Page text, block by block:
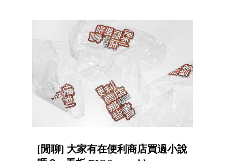
[閒聊] 大家有在便利商店買過小說